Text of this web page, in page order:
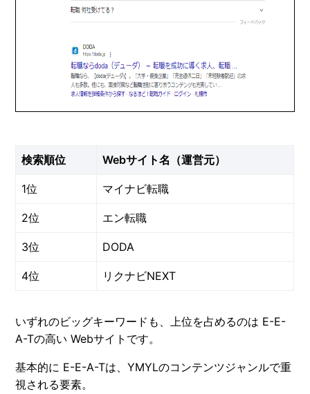
検索順位 Webサイト名（運営元）
1位 マイナビ転職
2位 エン転職
3位 DODA
4位 リクナビNEXT
いずれのビッグキーワードも、上位を占めるのは E-E-
A-Tの高い Webサイトです。
基本的に E-E-A-Tは、YMYLのコンテンツジャンルで重
視される要素。